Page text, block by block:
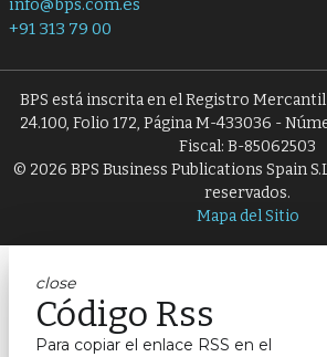
info@bps.com.es
+91 313 79 00
BPS está inscrita en el Registro
24.100, Folio 172, Página M-433036 -
Fiscal: B-85062503
© 2026 BPS Business Publications Spain
reservados.
Mapa del Sitio
close
Código Rss
Para copiar el enlace RSS en el